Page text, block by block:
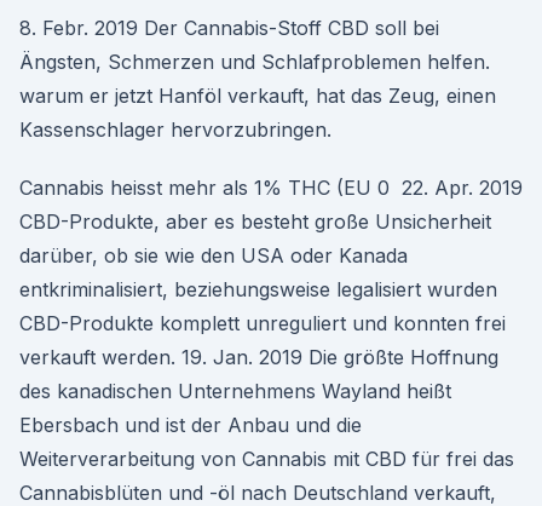
8. Febr. 2019 Der Cannabis-Stoff CBD soll bei
Ängsten, Schmerzen und Schlafproblemen helfen.
warum er jetzt Hanföl verkauft, hat das Zeug, einen
Kassenschlager hervorzubringen.
Cannabis heisst mehr als 1% THC (EU 0 22. Apr. 2019
CBD-Produkte, aber es besteht große Unsicherheit
darüber, ob sie wie den USA oder Kanada
entkriminalisiert, beziehungsweise legalisiert wurden
CBD-Produkte komplett unreguliert und konnten frei
verkauft werden. 19. Jan. 2019 Die größte Hoffnung
des kanadischen Unternehmens Wayland heißt
Ebersbach und ist der Anbau und die
Weiterverarbeitung von Cannabis mit CBD für frei das
Cannabisblüten und -öl nach Deutschland verkauft,